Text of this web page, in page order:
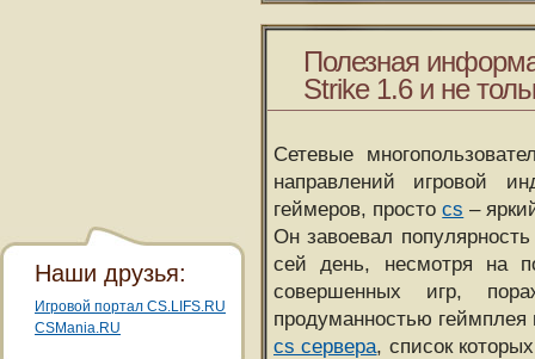
Полезная
Strike 1.6 и не
Сетевые
направлений игровой
геймеров, простоcs –
Он завоевал
сей день, несмотря на
совершенных игр,
продуманностью
cs сервера, список
Наши друзья:
Игровой портал CS.LIFS.RU
CSMania.RU